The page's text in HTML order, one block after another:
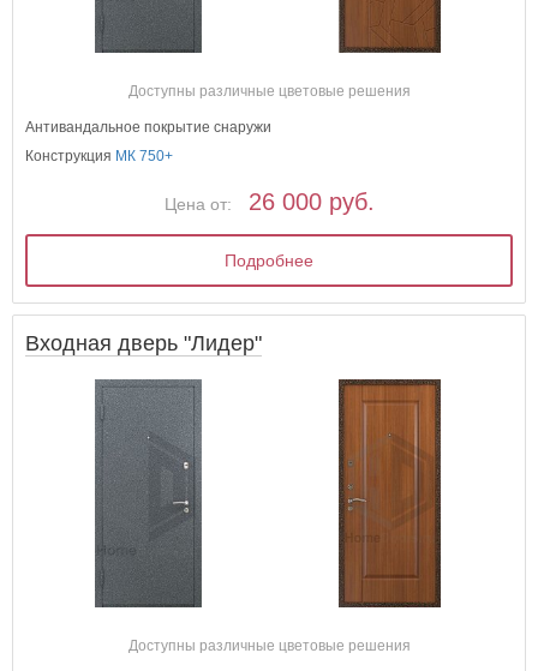
Доступны различные цветовые решения
Антивандальное покрытие снаружи
Конструкция МК 750+
Цена от: 26 000 руб.
Подробнее
Входная дверь "Лидер"
Доступны различные цветовые решения